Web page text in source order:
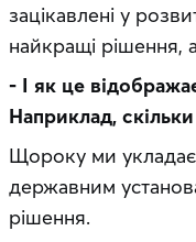
зацікавлені у
найкращі рішення,
- І як це
Наприклад,
Щороку ми
державним
рішення.